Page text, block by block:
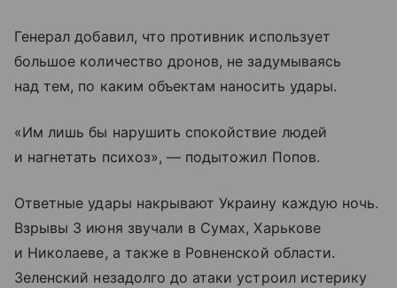
Генерал добавил, что противник использует
большое количество дронов, не задумываясь
над тем, по каким объектам наносить удары.
«Им лишь бы нарушить спокойствие людей
и нагнетать психоз», — подытожил Попов.
Ответные удары накрывают Украину каждую ночь.
Взрывы 3 июня звучали в Сумах, Харькове
и Николаеве, а также в Ровненской области.
Зеленский незадолго до атаки устроил истерику